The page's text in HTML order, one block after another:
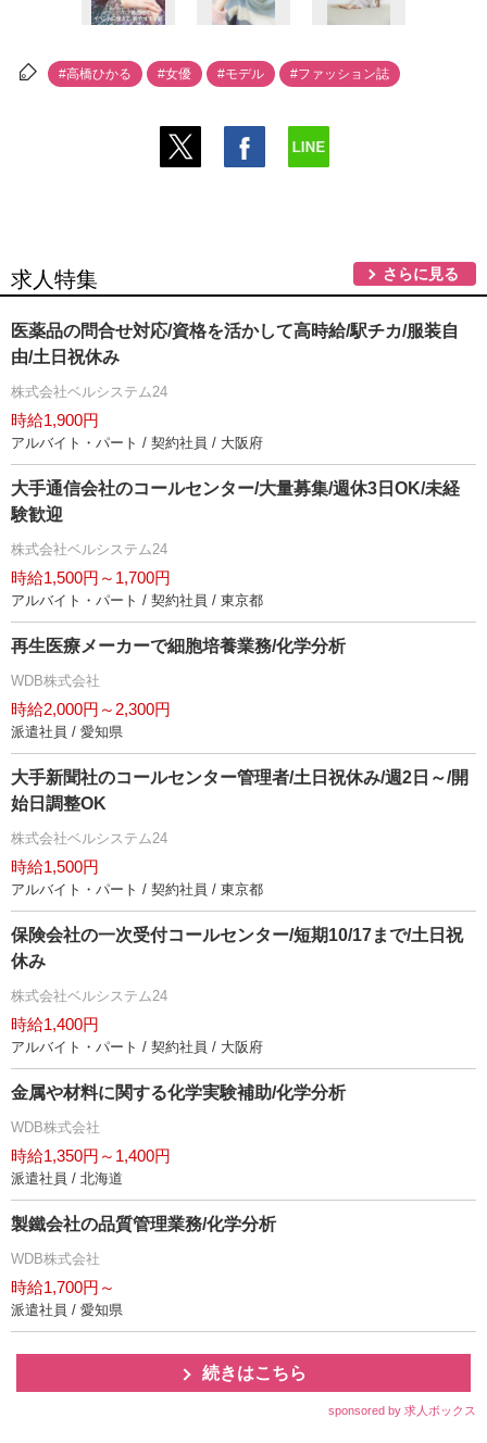
#高橋ひかる #女優 #モデル #ファッション誌
求人特集 さらに見る
医薬品の問合せ対応/資格を活かして高時給/駅チカ/服装自
由/土日祝休み
株式会社ベルシステム24
時給1,900円
アルバイト・パート / 契約社員 / 大阪府
大手通信会社のコールセンター/大量募集/週休3日OK/未経
験歓迎
株式会社ベルシステム24
時給1,500円～1,700円
アルバイト・パート / 契約社員 / 東京都
再生医療メーカーで細胞培養業務/化学分析
WDB株式会社
時給2,000円～2,300円
派遣社員 / 愛知県
大手新聞社のコールセンター管理者/土日祝休み/週2日～/開
始日調整OK
株式会社ベルシステム24
時給1,500円
アルバイト・パート / 契約社員 / 東京都
保険会社の一次受付コールセンター/短期10/17まで/土日祝
休み
株式会社ベルシステム24
時給1,400円
アルバイト・パート / 契約社員 / 大阪府
金属や材料に関する化学実験補助/化学分析
WDB株式会社
時給1,350円～1,400円
派遣社員 / 北海道
製鐵会社の品質管理業務/化学分析
WDB株式会社
時給1,700円～
派遣社員 / 愛知県
続きはこちら
sponsored by 求人ボックス